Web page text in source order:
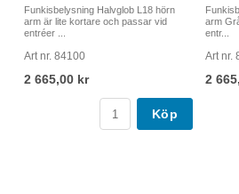
Funkisbelysning Halvglob L18 hörn
arm är lite kortare och passar vid
entréer ...
Art nr. 84100
2 665,00 kr
Köp
arm
entr...
Art nr.
2